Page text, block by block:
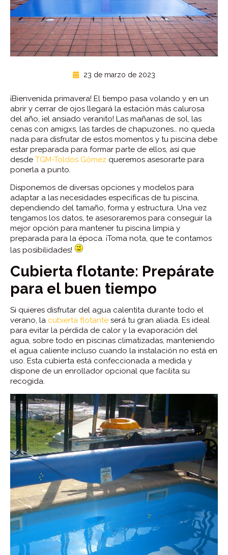
23 de marzo de 2023
¡Bienvenida primavera! El tiempo pasa volando y en un
abrir y cerrar de ojos llegará la estación más calurosa
del año, ¡el ansiado veranito! Las mañanas de sol, las
cenas con amigxs, las tardes de chapuzones… no queda
nada para disfrutar de estos momentos y tu piscina debe
estar preparada para formar parte de ellos, así que
desde TGM-Toldos Gómez queremos asesorarte para
ponerla a punto.
Disponemos de diversas opciones y modelos para
adaptar a las necesidades específicas de tu piscina,
dependiendo del tamaño, forma y estructura. Una vez
tengamos los datos, te asesoraremos para conseguir la
mejor opción para mantener tu piscina limpia y
preparada para la época. ¡Toma nota, que te contamos
las posibilidades!
Cubierta flotante: Prepárate
para el buen tiempo
Si quieres disfrutar del agua calentita durante todo el
verano, la cubierta flotante será tu gran aliada. Es ideal
para evitar la pérdida de calor y la evaporación del
agua, sobre todo en piscinas climatizadas, manteniendo
el agua caliente incluso cuando la instalación no está en
uso. Esta cubierta está confeccionada a medida y
dispone de un enrollador opcional que facilita su
recogida.